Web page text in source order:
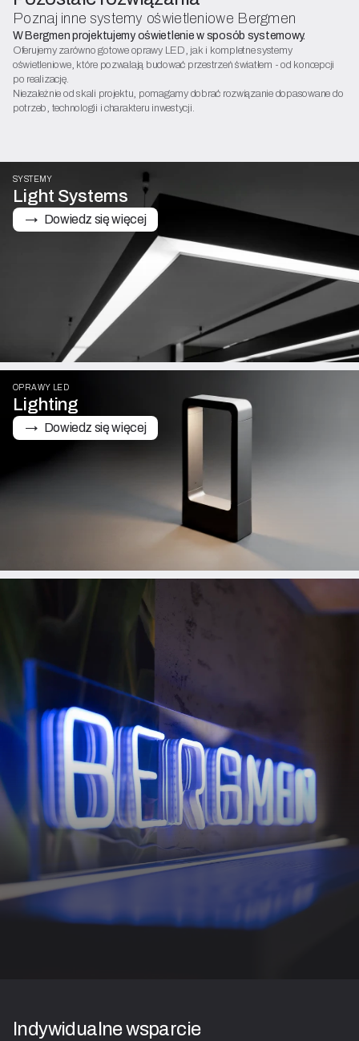
Poznaj inne systemy oświetleniowe Bergmen
W Bergmen projektujemy oświetlenie w sposób systemowy.
Oferujemy zarówno gotowe oprawy LED, jak i kompletne systemy
oświetleniowe, które pozwalają budować przestrzeń światłem - od koncepcji
po realizację.
Niezależnie od skali projektu, pomagamy dobrać rozwiązanie dopasowane do
potrzeb, technologii i charakteru inwestycji.
SYSTEMY
Light Systems
→   Dowiedz się więcej
OPRAWY LED
Lighting
→   Dowiedz się więcej
Indywidualne wsparcie